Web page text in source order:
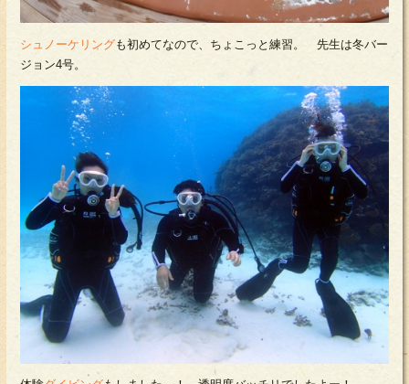
シュノーケリングも初めてなので、ちょこっと練習。 先生は冬バー
ジョン4号。